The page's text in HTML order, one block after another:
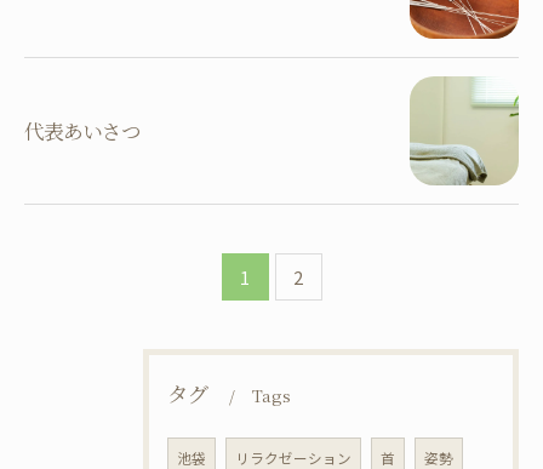
代表あいさつ
1 2
タグ Tags
池袋 リラクゼーション 首 姿勢